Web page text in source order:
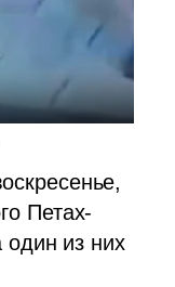
Петах-
один из них